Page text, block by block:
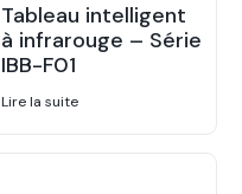
Tableau intelligent
à infrarouge – Série
IBB-F01
Lire la suite